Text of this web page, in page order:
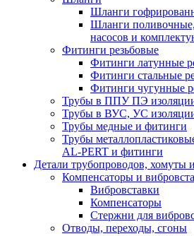
Шланги
Шланги
насосов и
Фитинги резьбовые
Фитинги латунные
Фитинги стальные
Фитинги чугунные
Трубы в ППУ ПЭ
Трубы в ВУС, УС
Трубы медные и фитинги
Трубы
AL-PERT и фитинги
Детали трубопроводов, хомуты
Компенсаторы и
Вибровставки
Компенсаторы
Стержни для
Отводы, переходы, сгоны